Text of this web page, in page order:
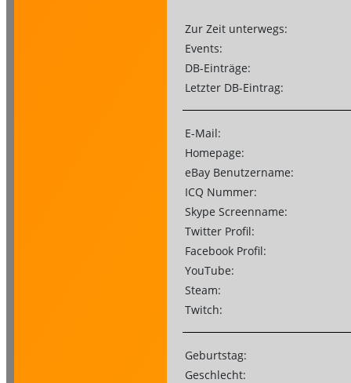
Zur Zeit unterwegs:
Events:
DB-Einträge:
Letzter DB-Eintrag:
E-Mail:
Homepage:
eBay Benutzername:
ICQ Nummer:
Skype Screenname:
Twitter Profil:
Facebook Profil:
YouTube:
Steam:
Twitch:
Geburtstag:
Geschlecht: